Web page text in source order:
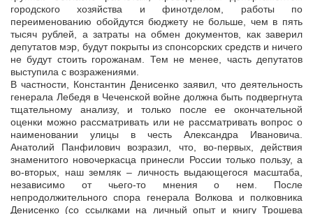
городского хозяйства и финотделом, работы по
переименованию обойдутся бюджету не больше, чем в пять
тысяч рублей, а затраты на обмен документов, как заверил
депутатов мэр, будут покрыты из спонсорских средств и ничего
не будут стоить горожанам. Тем не менее, часть депутатов
выступила с возражениями.
В частности, Константин Денисенко заявил, что деятельность
генерала Лебедя в Чеченской войне должна быть подвергнута
тщательному анализу, и только после ее окончательной
оценки можно рассматривать или не рассматривать вопрос о
наименовании улицы в честь Александра Ивановича.
Анатолий Панфилович возразил, что, во-первых, действия
знаменитого новочеркасца принесли России только пользу, а
во-вторых, наш земляк – личность выдающегося масштаба,
независимо от чьего-то мнения о нем. После
непродолжительного спора генерала Волкова и полковника
Денисенко (со ссылками на личный опыт и книгу Трошева